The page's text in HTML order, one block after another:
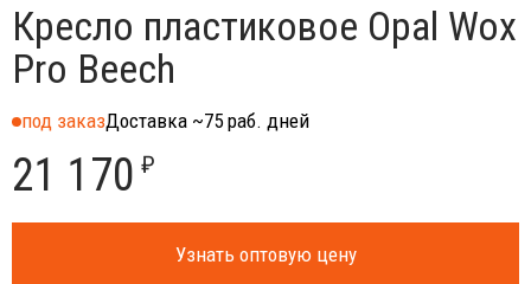
Кресло пластиковое Opal Wox
Pro Beech
под заказДоставка ~75 раб. дней
21 170 ₽
Узнать оптовую цену